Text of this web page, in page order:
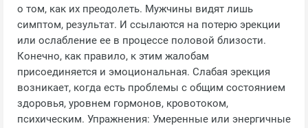
о том, как их преодолеть. Мужчины видят лишь
симптом, результат. И ссылаются на потерю эрекции
или ослабление ее в процессе половой близости.
Конечно, как правило, к этим жалобам
присоединяется и эмоциональная. Слабая эрекция
возникает, когда есть проблемы с общим состоянием
здоровья, уровнем гормонов, кровотоком,
психическим. Упражнения: Умеренные или энергичные